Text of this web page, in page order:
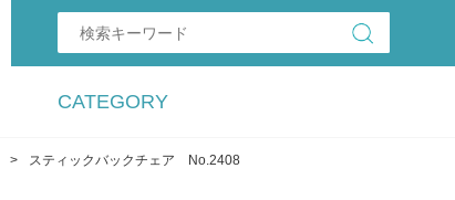
CATEGORY
スティックバックチェア No.2408